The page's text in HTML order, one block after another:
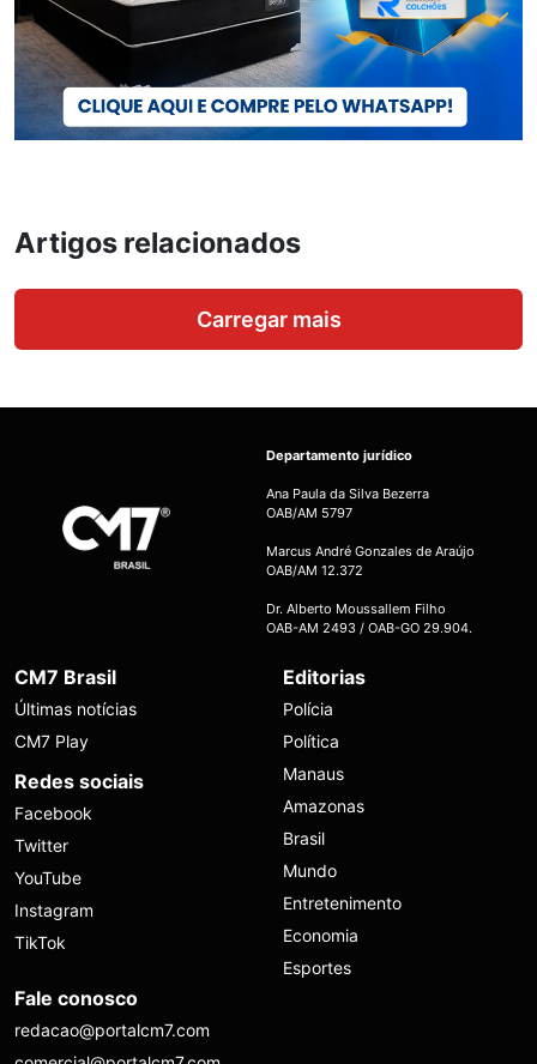
Artigos relacionados
Carregar mais
Departamento jurídico
Ana Paula da Silva Bezerra
OAB/AM 5797
Marcus André Gonzales de Araújo
OAB/AM 12.372
Dr. Alberto Moussallem Filho
OAB-AM 2493 / OAB-GO 29.904.
CM7 Brasil
Últimas notícias
CM7 Play
Redes sociais
Facebook
Twitter
YouTube
Instagram
TikTok
Editorias
Polícia
Política
Manaus
Amazonas
Brasil
Mundo
Entretenimento
Economia
Esportes
Fale conosco
redacao@portalcm7.com